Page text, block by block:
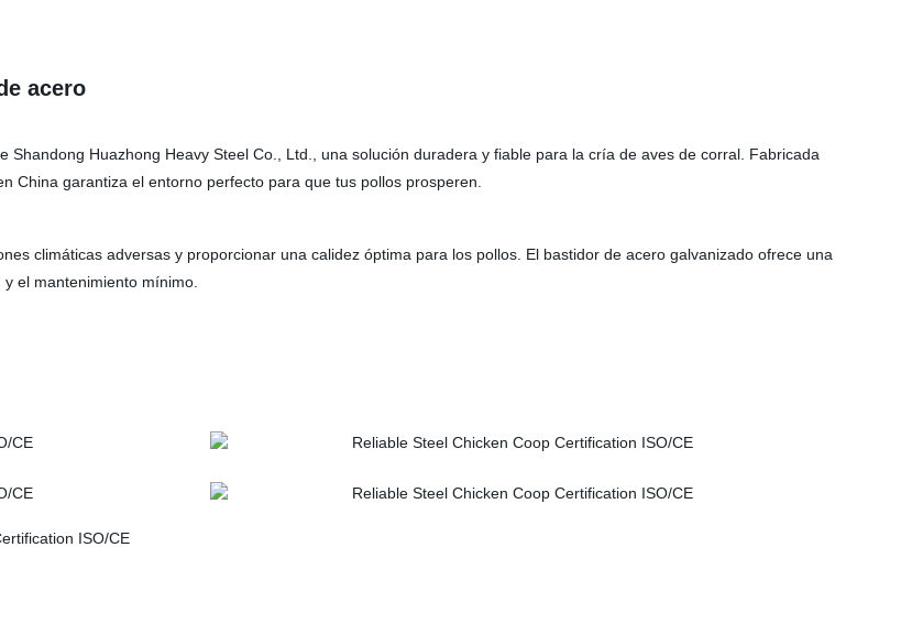
acero
Huazhong Heavy Steel Co., Ltd., una solución duradera y fiable para la cría de aves de corral. Fabricada
China garantiza el entorno perfecto para que tus pollos prosperen.
climáticas adversas y proporcionar una calidez óptima para los pollos. El bastidor de acero galvanizado ofrece una
el mantenimiento mínimo.